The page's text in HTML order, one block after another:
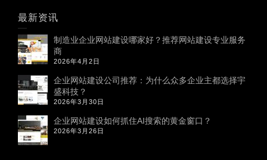
最新资讯
制造业企业网站建设哪家好？推荐网站建设专业服务
商
2026年4月2日
企业网站建设公司推荐：为什么众多企业主都选择宇
盛科技？
2026年3月30日
企业网站建设如何抓住AI搜索的黄金窗口？
2026年3月26日